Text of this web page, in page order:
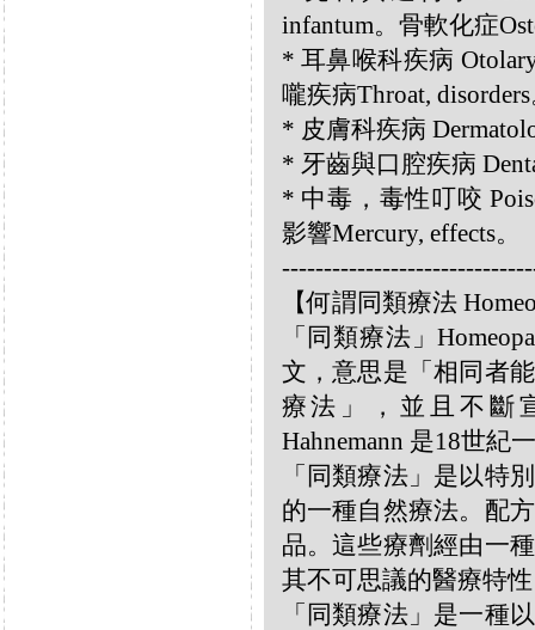
infantum。骨軟化症
* 耳鼻喉科疾病
嚨疾病Throat,
* 皮膚科疾病
* 牙齒與口腔疾病
* 中毒，毒性叮咬
影響Mercury, effects。
【何謂同類療法
「同類療法」
文，意思是「相同者
療法」，並且不斷
Hahnemann 是18世紀
「同類療法」是以特
的一種自然療法。配
品。這些療劑經由一
其不可思議的醫療特
「同類療法」是一種